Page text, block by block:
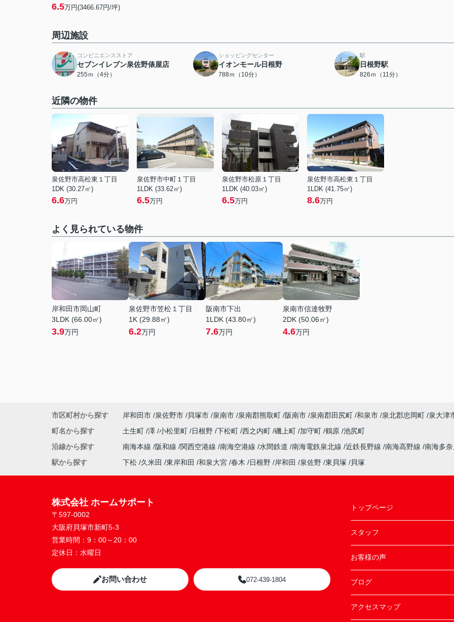
6.5万円(3466.67円/坪)
周辺施設
コンビニエンスストア
セブンイレブン泉佐野俵屋店
255ｍ（4分）
ショッピングセンター
イオンモール日根野
788ｍ（10分）
駅
日根野駅
826ｍ（11分）
近隣の物件
泉佐野市高松東１丁目
1DK (30.27㎡)
6.6万円
泉佐野市中町１丁目
1LDK (33.62㎡)
6.5万円
泉佐野市松原１丁目
1LDK (40.03㎡)
6.5万円
泉佐野市高松東１丁目
1LDK (41.75㎡)
8.6万円
よく見られている物件
岸和田市岡山町
3LDK (66.00㎡)
3.9万円
泉佐野市笠松１丁目
1K (29.88㎡)
6.2万円
阪南市下出
1LDK (43.80㎡)
7.6万円
泉南市信達牧野
2DK (50.06㎡)
4.6万円
市区町村から探す 岸和田市 泉佐野市 貝塚市 泉南市 泉南郡熊取町 阪南市 泉南郡田尻町 和泉市 泉北郡忠岡町 泉大津
町名から探す
土生町 澤 小松里町 日根野 下松町 西之内町 磯上町 加守町 鶴原 池尻町
沿線から探す
南海本線 阪和線 関西空港線 南海空港線 水間鉄道 南海電鉄泉北線 近鉄長野線 南海高野線 南海多
駅から探す
下松 久米田 東岸和田 和泉大宮 春木 日根野 岸和田 泉佐野 東貝塚 貝塚
株式会社 ホームサポート
〒597-0002
大阪府貝塚市新町5-3
営業時間： 9：00～20：00
定休日： 水曜日
お問い合わせ 072-439-1804
トップページ
スタッフ
お客様の声
ブログ
アクセスマップ